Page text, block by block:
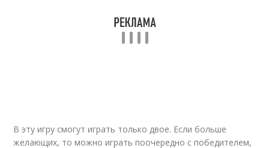
В эту игру смогут играть только двое. Если больше
желающих, то можно играть поочередно с победителем,